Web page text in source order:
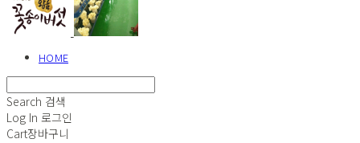
HOME
Search 검색
Log In 로그인
Cart장바구니